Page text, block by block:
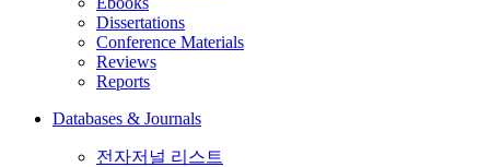
Dissertations
Conference Materials
Reviews
Reports
Databases & Journals
전자저널 리스트